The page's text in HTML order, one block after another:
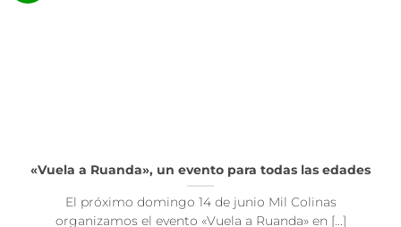
«Vuela a Ruanda», un evento para todas las edades
El próximo domingo 14 de junio Mil Colinas
organizamos el evento «Vuela a Ruanda» en [...]